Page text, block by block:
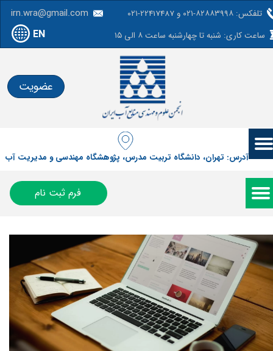
irn.wra@gmail.com
تلفکس: ۸۲۸۸۳۹۹۸-۰۲۱ و 22417487-۰۲۱
ساعت کاری: شنبه تا چهارشنبه ساعت ۸ الی ۱۵
EN
عضویت
آدرس: تهران، دانشگاه تربیت مدرس، پژوهشگاه مهندسی و مدیریت آب
فرم ثبت نام